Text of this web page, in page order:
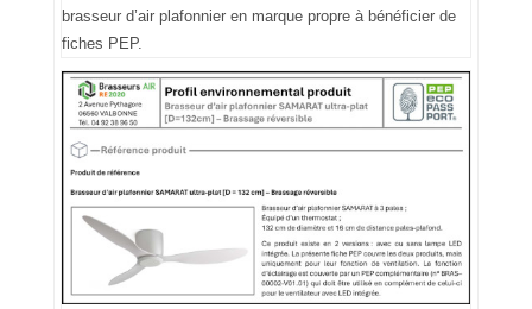
brasseur d’air plafonnier en marque propre à bénéficier de
fiches PEP.